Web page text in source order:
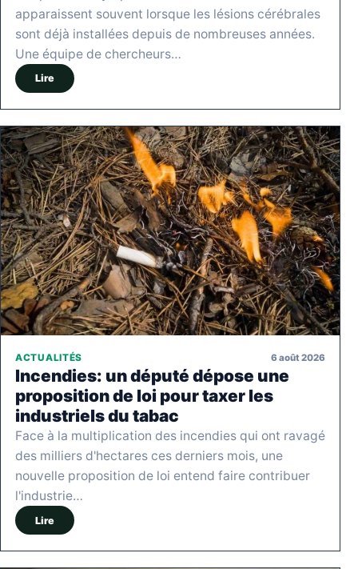
apparaissent souvent lorsque les lésions cérébrales
sont déjà installées depuis de nombreuses années.
Une équipe de chercheurs…
Lire
ACTUALITÉS 6 août 2026
Incendies: un député dépose une
proposition de loi pour taxer les
industriels du tabac
Face à la multiplication des incendies qui ont ravagé
des milliers d'hectares ces derniers mois, une
nouvelle proposition de loi entend faire contribuer
l'industrie…
Lire